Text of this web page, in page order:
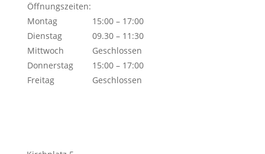
Öffnungszeiten:
Montag
15:00 – 17:00
Dienstag
09.30 – 11:30
Mittwoch
Geschlossen
Donnerstag
15:00 – 17:00
Freitag
Geschlossen